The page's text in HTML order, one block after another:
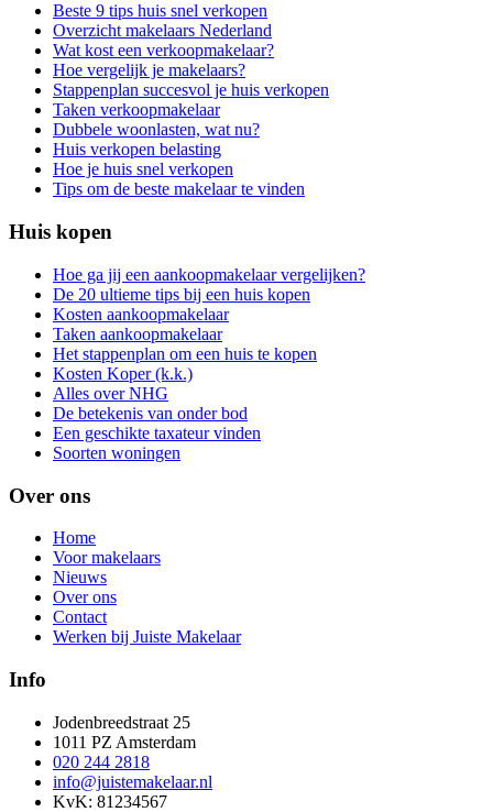
Beste 9 tips huis snel verkopen
Overzicht makelaars Nederland
Wat kost een verkoopmakelaar?
Hoe vergelijk je makelaars?
Stappenplan succesvol je huis verkopen
Taken verkoopmakelaar
Dubbele woonlasten, wat nu?
Huis verkopen belasting
Hoe je huis snel verkopen
Tips om de beste makelaar te vinden
Huis kopen
Hoe ga jij een aankoopmakelaar vergelijken?
De 20 ultieme tips bij een huis kopen
Kosten aankoopmakelaar
Taken aankoopmakelaar
Het stappenplan om een huis te kopen
Kosten Koper (k.k.)
Alles over NHG
De betekenis van onder bod
Een geschikte taxateur vinden
Soorten woningen
Over ons
Home
Voor makelaars
Nieuws
Over ons
Contact
Werken bij Juiste Makelaar
Info
Jodenbreedstraat 25
1011 PZ Amsterdam
020 244 2818
info@juistemakelaar.nl
KvK: 81234567